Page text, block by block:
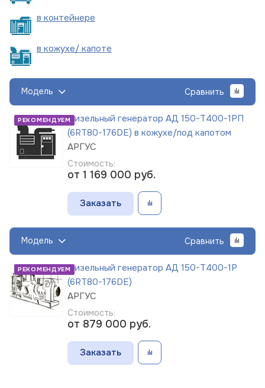
в контейнере
в кожухе/ капоте
Модель Сравнить
РЕКОМЕНДУЕМДизельный генератор АД 150-Т400-1РП
(6RT80-176DE) в кожухе/под капотом
АРГУС
Стоимость:
от 1 169 000 руб.
Заказать
Модель Сравнить
РЕКОМЕНДУЕМДизельный генератор АД 150-Т400-1Р
(6RT80-176DE)
АРГУС
Стоимость:
от 879 000 руб.
Заказать